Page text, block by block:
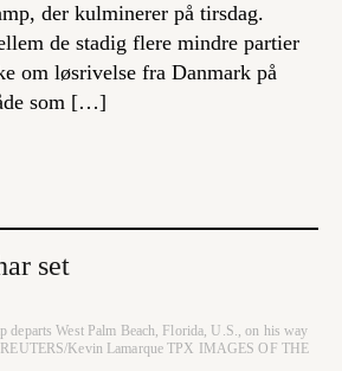
der kulminerer på tirsdag.
de stadig flere mindre partier
om løsrivelse fra Danmark på
som […]
set
departs West Palm Beach, Florida, U.S., on his way
Kevin Lamarque TPX IMAGES OF THE